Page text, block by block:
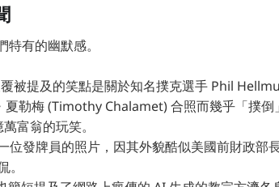
有的幽默感。
被提及的笑點是關於知名撲克選手 Phil
勒梅 (Timothy Chalamet) 合照而幾乎「撲倒
富翁的玩笑。
位發牌員的照片，因其外貌酷似美國前財政部